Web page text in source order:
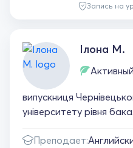
Запись на
Ілона М.
Активный
випускниця
університету рівня
Преподает: